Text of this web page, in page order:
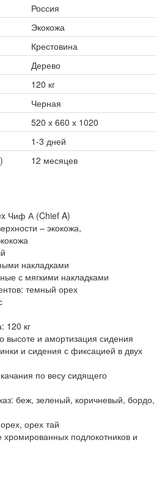
Россия
Экокожа
Крестовина
Дерево
120 кг
Черная
520 х 660 х 1020
1-3 дней
12 месяцев
Чиф А (Chief A)
– экокожа,
накладками
с мягкими накладками
темный орех
120 кг
высоте и амортизация сидения
и сидения с фиксацией в двух
по весу сидящего
беж, зеленый, коричневый, бордо,
орех тай
хромированных подлокотников и